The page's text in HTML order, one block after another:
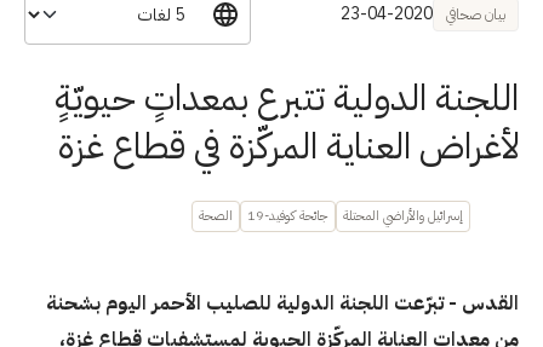
بيان صحافي 23-04-2020
اللجنة الدولية تتبرع بمعداتٍ حيويّةٍ
لأغراض العناية المركّزة في قطاع غزة
إسرائيل والأراضي المحتلة جائحة كوفيد-19 الصحة
القدس - تبرّعت اللجنة الدولية للصليب الأحمر اليوم بشحنة
من معدات العناية المركّزة الحيوية لمستشفيات قطاع غزة،